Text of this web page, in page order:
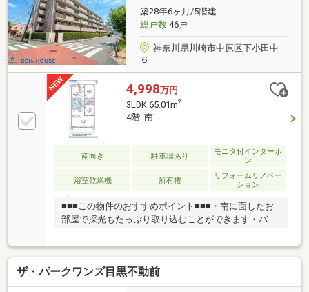
築28年6ヶ月/5階建
総戸数46戸
神奈川県川崎市中原区下小田中
６
4,998万円
3LDK 65.01m2
4階 南
南向き 駐車場あり
モニタ付インターホ
ン
浴室乾燥機 所有権
リフォームリノベー
ション
■■■この物件のおすすめポイント■■■・南に面したお
部屋で採光もたっぷり取り込むことができます・バル
パントリーは食品の在庫が一目で分かり取り出しもラ
クラク・リビング隣接の洋室は間仕切りを開放してよ
り広々空間としてのご利用も可能です・食洗器付きで
お片付けもラクラク、食後の時間もゆったり取れま
ザ・パークワンズ目黒不動前